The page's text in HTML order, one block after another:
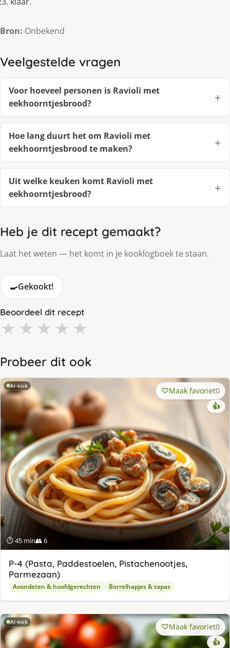
Bron: Onbekend
Veelgestelde vragen
Voor hoeveel personen is Ravioli met
eekhoorntjesbrood?
Hoe lang duurt het om Ravioli met
eekhoorntjesbrood te maken?
Uit welke keuken komt Ravioli met
eekhoorntjesbrood?
Heb je dit recept gemaakt?
Laat het weten — het komt in je kooklogboek te staan.
🍳Gekookt!
Beoordeel dit recept
★ ★ ★ ★ ★
Probeer dit ook
AI-kok
⏱ 45 min👥 6
Maak favoriet0
👍
P-4 (Pasta, Paddestoelen, Pistachenootjes,
Parmezaan)
Avondeten & hoofdgerechten Borrelhapjes & tapas
AI-kok Maak favoriet0
👍